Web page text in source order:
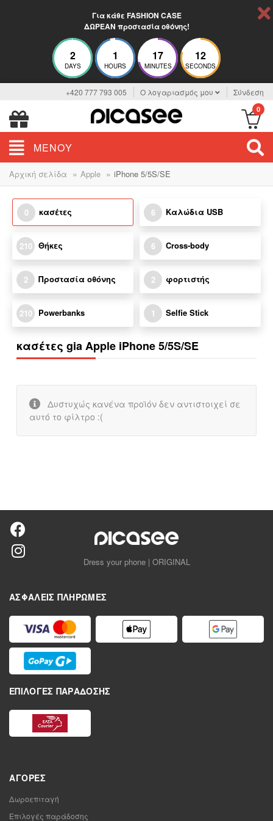
Για κάθε FASHION CASE
ΔΩΡΕΑΝ προστασία οθόνης!
2
DAYS
1
HOURS
17
MINUTES
12
SECONDS
+420 777 793 005 Ο λογαριασμός μου Σύνδεση
0
ΜΕΝΟΎ
Αρχική σελίδα » Apple » iPhone 5/5S/SE
0 κασέτες 6 Καλώδια USB
210 Θήκες 6 Cross-body
2 Προστασία οθόνης 2 φορτιστής
210 Powerbanks 1 Selfie Stick
κασέτες gia Apple iPhone 5/5S/SE
Δυστυχώς κανένα προϊόν δεν αντιστοιχεί σε
αυτό το φίλτρο :(
Dress your phone | ORIGINAL
ΑΣΦΑΛΕΊΣ ΠΛΗΡΩΜΈΣ
ΕΠΙΛΟΓΈΣ ΠΑΡΆΔΟΣΗΣ
ΑΓΟΡΈΣ
Δωροεπιταγή
Επιλογές παράδοσης